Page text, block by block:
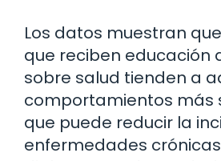
Los datos muestran
que reciben educación
sobre salud tienden a
comportamientos más
que puede reducir la
enfermedades